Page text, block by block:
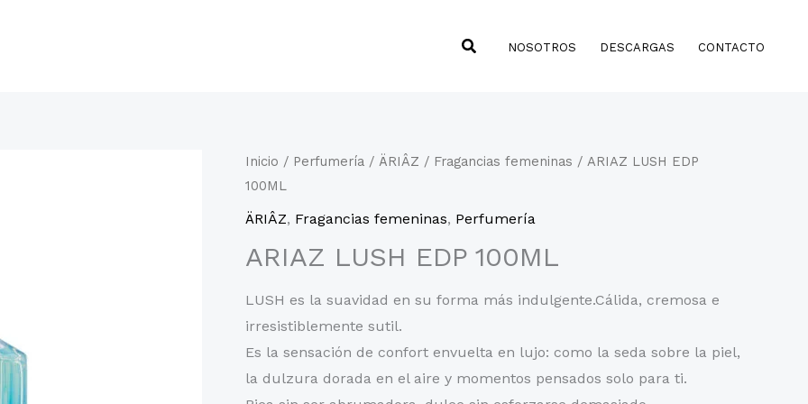
BuscarNOSOTROS DESCARGAS CONTACTO
Inicio / Perfumería / ÄRIÂZ / Fragancias femeninas / ARIAZ LUSH EDP
100ML
ÄRIÂZ, Fragancias femeninas, Perfumería
ARIAZ LUSH EDP 100ML
LUSH es la suavidad en su forma más indulgente.Cálida, cremosa e
irresistiblemente sutil.
Es la sensación de confort envuelta en lujo: como la seda sobre la piel,
la dulzura dorada en el aire y momentos pensados solo para ti.